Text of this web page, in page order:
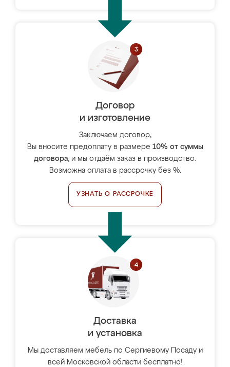
Договор
и изготовление
Заключаем договор,
Вы вносите предоплату в размере 10% от суммы
договора, и мы отдаём заказ в производство.
Возможна оплата в рассрочку без %.
УЗНАТЬ О РАССРОЧКЕ
Доставка
и установка
Мы доставляем мебель по Сергиевому Посаду и
всей Московской области бесплатно!